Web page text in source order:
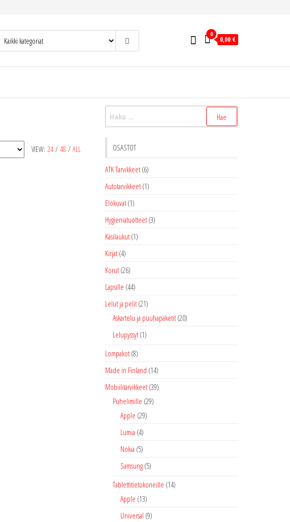
0
0,00 €
VIEW: 24 / 48 / ALL
Haku:
OSASTOT
ATK Tarvikkeet (6)
Autotarvikkeet (1)
Elokuvat (1)
Hygieniatuotteet (3)
Käsilaukut (1)
Kirjat (4)
Korut (26)
Lapsille (44)
Lelut ja pelit (21)
Askartelu ja puuhapaketit (20)
Lelupyssyt (1)
Lompakot (8)
Made in Finland (14)
Mobiilitarvikkeet (39)
Puhelimille (29)
Apple (29)
Lumia (4)
Nokia (5)
Samsung (5)
Tablettitietokoneille (14)
Apple (13)
Universal (9)